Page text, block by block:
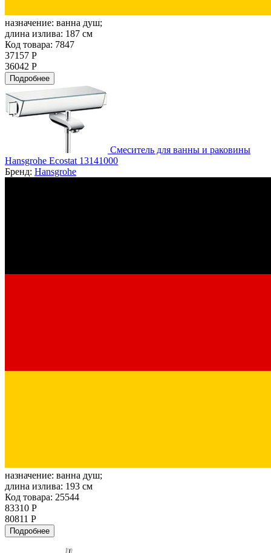
назначение: ванна душ;
длина излива: 187 см
Код товара: 7847
37157 Р
36042 Р
Подробнее
Смеситель для ванны и раковины
Hansgrohe Ecostat 13141000
Бренд: Hansgrohe
назначение: ванна душ;
длина излива: 193 см
Код товара: 25544
83310 Р
80811 Р
Подробнее